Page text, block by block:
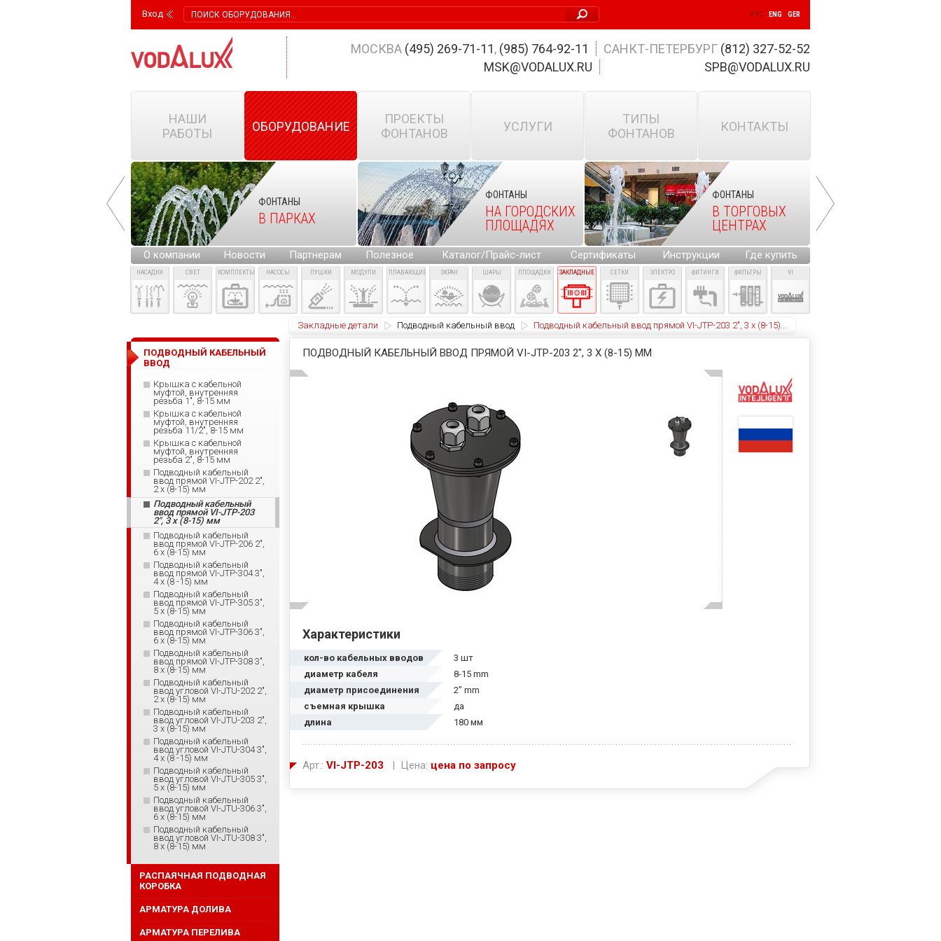
Вход РУС ENG GER
МОСКВА (495) 269-71-11, (985) 764-92-11 САНКТ-ПЕТЕРБУРГ (812) 327-52-52
MSK@VODALUX.RU
SPB@VODALUX.RU
НАШИ
РАБОТЫ
ОБОРУДОВАНИЕ
ПРОЕКТЫ
ФОНТАНОВ
УСЛУГИ
ТИПЫ
ФОНТАНОВ
КОНТАКТЫ
НА ГОРОДСКИХ
ФОНТАНЫ
В ПАРКАХ
ФОНТАНЫ
НА ГОРОДСКИХ
ПЛОЩАДЯХ
ФОНТАНЫ
В ТОРГОВЫХ
ЦЕНТРАХ
О компании Новости Партнерам Полезное Каталог/Прайс-лист Сертификаты Инструкции Где купить
НАСАДКИ СВЕТ КОМПЛЕКТЫ НАСОСЫ ПУШКИ МОДУЛИ ПЛАВАЮЩИЕ ЭКРАН ШАРЫ ПЛОЩАДКИ ЗАКЛАДНЫЕ СЕТКИ ЭЛЕКТРО ФИТИНГИ ФИЛЬТРЫ VI
Закладные детали Подводный кабельный ввод Подводный кабельный ввод прямой VI-JTP-203 2", 3 x (8-15)...
ПОДВОДНЫЙ КАБЕЛЬНЫЙ ВВОД ПРЯМОЙ VI-JTP-203 2", 3 X (8-15) ММ
Характеристики
кол-во кабельных вводов
3 шт
диаметр кабеля
8-15 mm
диаметр присоединения
2” mm
съемная крышка
да
длина
180 мм
Арт.: VI-JTP-203 | Цена: цена по запросу
ПОДВОДНЫЙ КАБЕЛЬНЫЙ
ВВОД
Крышка с кабельной
муфтой, внутренняя
резьба 1", 8-15 мм
Крышка с кабельной
муфтой, внутренняя
резьба 11/2", 8-15 мм
Крышка с кабельной
муфтой, внутренняя
резьба 2", 8-15 мм
Подводный кабельный
ввод прямой VI-JTP-202 2",
2 x (8-15) мм
Подводный кабельный
ввод прямой VI-JTP-203
2", 3 x (8-15) мм
Подводный кабельный
ввод прямой VI-JTP-206 2",
6 x (8-15) мм
Подводный кабельный
ввод прямой VI-JTP-304 3",
4 x (8 -15) мм
Подводный кабельный
ввод прямой VI-JTP-305 3",
5 x (8-15) мм
Подводный кабельный
ввод прямой VI-JTP-306 3",
6 x (8-15) мм
Подводный кабельный
ввод прямой VI-JTP-308 3",
8 x (8-15) мм
Подводный кабельный
ввод угловой VI-JTU-202 2",
2 x (8-15) мм
Подводный кабельный
ввод угловой VI-JTU-203 2",
3 x (8-15) мм
Подводный кабельный
ввод угловой VI-JTU-304 3",
4 x (8 -15) мм
Подводный кабельный
ввод угловой VI-JTU-305 3",
5 x (8-15) мм
Подводный кабельный
ввод угловой VI-JTU-306 3",
6 x (8-15) мм
Подводный кабельный
ввод угловой VI-JTU-308 3",
8 x (8-15) мм
РАСПАЯЧНАЯ ПОДВОДНАЯ
КОРОБКА
АРМАТУРА ДОЛИВА
АРМАТУРА ПЕРЕЛИВА